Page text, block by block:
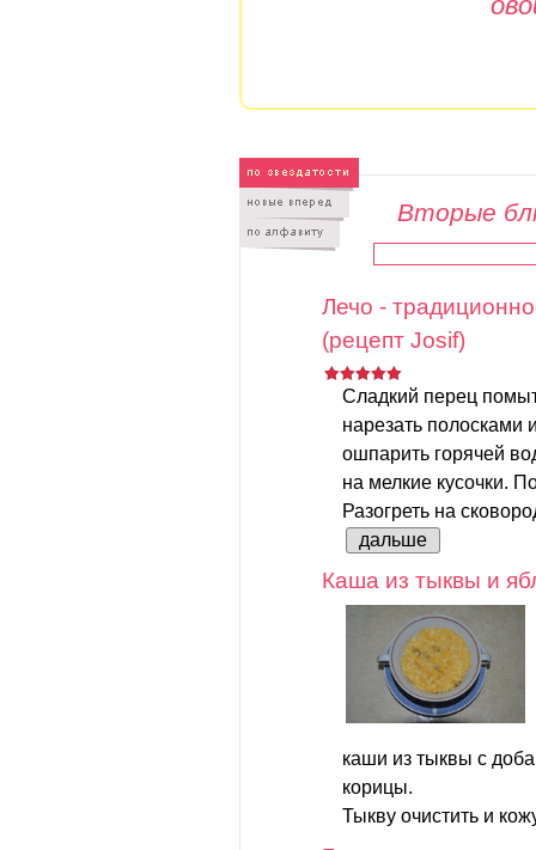
Вторые
Лечо -
(рецепт Josif)
Сладкий перец
нарезать
ошпарить горячей
на мелкие кусочки.
Разогреть на
дальше
Каша из тыквы и
каши из тыквы с
корицы.
Тыкву очистить и